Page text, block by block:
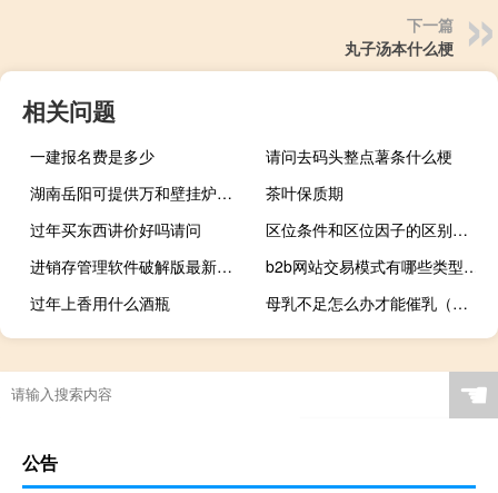
下一篇
丸子汤本什么梗
相关问题
一建报名费是多少
请问去码头整点薯条什么梗
湖南岳阳可提供万和壁挂炉维修服务地址在哪
茶叶保质期
过年买东西讲价好吗请问
区位条件和区位因子的区别（区位条件）
进销存管理软件破解版最新（进销存管理软件破解版）
b2b网站交易模式有哪些类型（b2b网站交易模式有）
过年上香用什么酒瓶
母乳不足怎么办才能催乳（母乳不足怎么办）
☚
公告